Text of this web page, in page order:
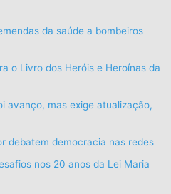
da saúde a bombeiros
o Livro dos Heróis e Heroínas da
avanço, mas exige atualização,
debatem democracia nas redes
nos 20 anos da Lei Maria